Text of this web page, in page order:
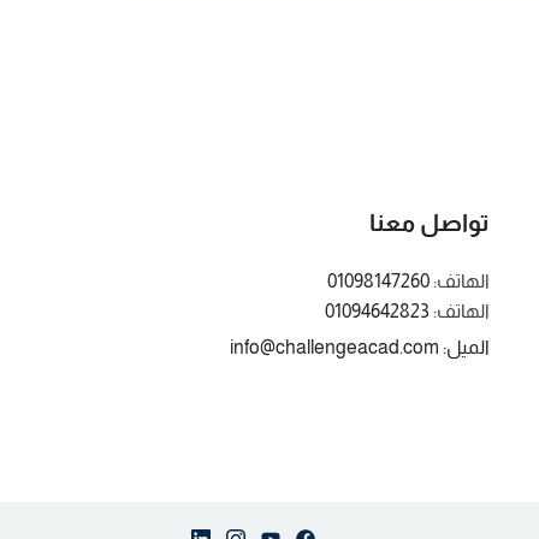
تواصل معنا
الهاتف:01098147260
الهاتف: 01094642823
الميل: info@challengeacad.com